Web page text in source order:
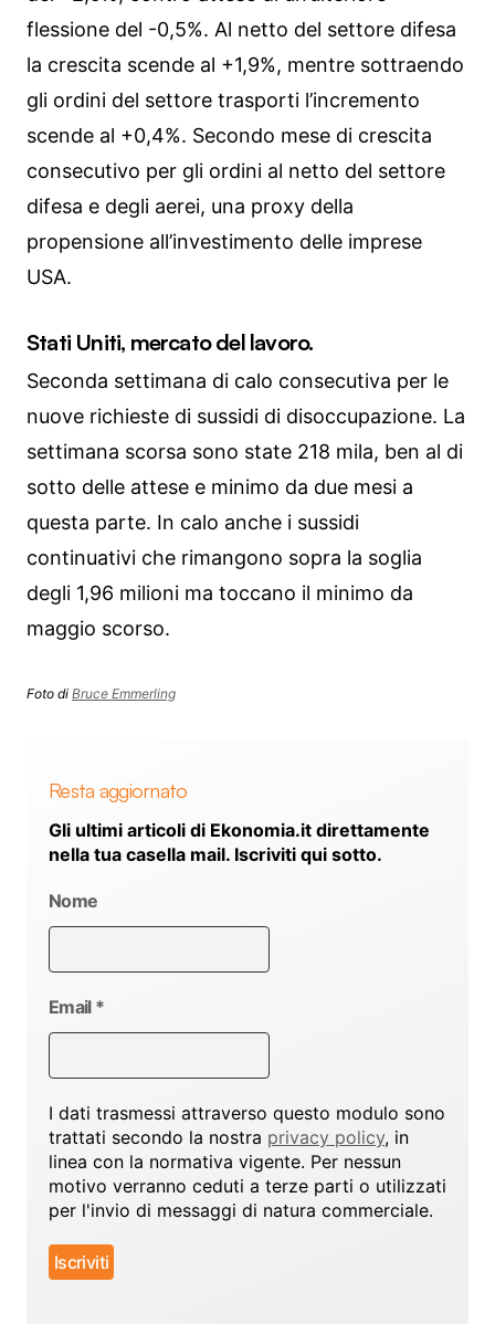
flessione del -0,5%. Al netto del settore difesa
la crescita scende al +1,9%, mentre sottraendo
gli ordini del settore trasporti l’incremento
scende al +0,4%. Secondo mese di crescita
consecutivo per gli ordini al netto del settore
difesa e degli aerei, una proxy della
propensione all’investimento delle imprese
USA.
Stati Uniti, mercato del lavoro.
Seconda settimana di calo consecutiva per le
nuove richieste di sussidi di disoccupazione. La
settimana scorsa sono state 218 mila, ben al di
sotto delle attese e minimo da due mesi a
questa parte. In calo anche i sussidi
continuativi che rimangono sopra la soglia
degli 1,96 milioni ma toccano il minimo da
maggio scorso.
Foto di Bruce Emmerling
Resta aggiornato
Gli ultimi articoli di Ekonomia.it direttamente
nella tua casella mail. Iscriviti qui sotto.
Nome
Email *
I dati trasmessi attraverso questo modulo sono
trattati secondo la nostra privacy policy, in
linea con la normativa vigente. Per nessun
motivo verranno ceduti a terze parti o utilizzati
per l'invio di messaggi di natura commerciale.